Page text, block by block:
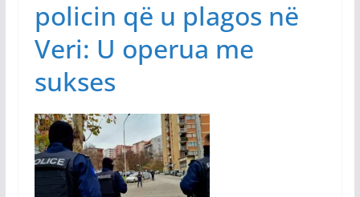
policin që u plagos në
Veri: U operua me
sukses